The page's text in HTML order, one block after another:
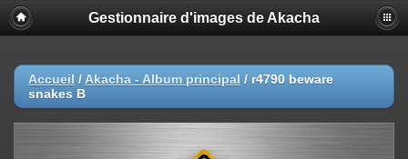
Gestionnaire d'images de Akacha
Accueil / Akacha - Album principal / r4790 beware
snakes B